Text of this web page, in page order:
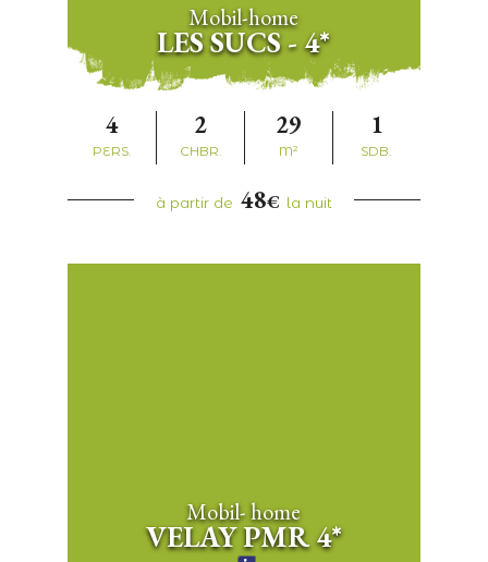
Mobil-home
LES SUCS - 4*
4
PERS.
2
CHBR.
29
M²
1
SDB.
à partir de 48€ la nuit
Mobil- home
VELAY PMR 4*